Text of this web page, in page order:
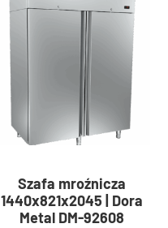
Szafa mroźnicza
1440x821x2045 | Dora
Metal DM-92608